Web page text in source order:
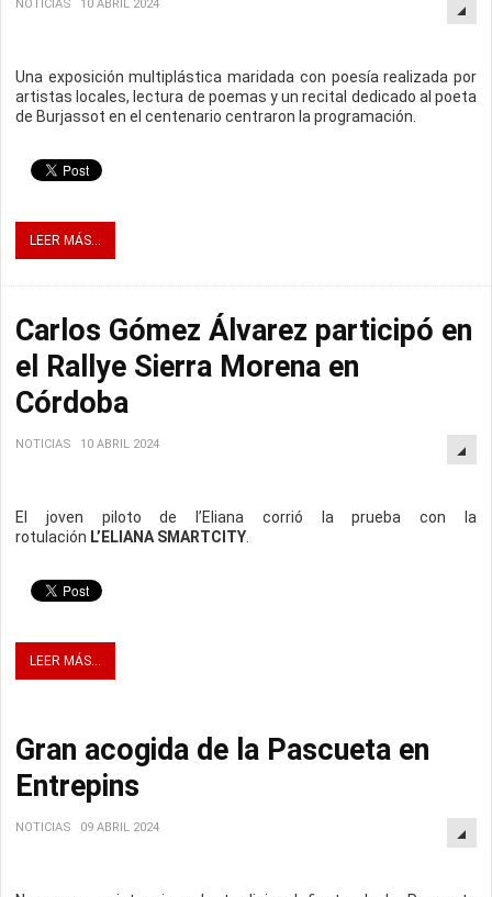
NOTICIAS 10 ABRIL 2024
Una exposición multiplástica maridada con poesía realizada por
artistas locales, lectura de poemas y un recital dedicado al poeta
de Burjassot en el centenario centraron la programación.
LEER MÁS...
Carlos Gómez Álvarez participó en
el Rallye Sierra Morena en
Córdoba
NOTICIAS 10 ABRIL 2024
El joven piloto de l’Eliana corrió la prueba con la
rotulación L’ELIANA SMARTCITY
LEER MÁS...
Gran acogida de la Pascueta en
Entrepins
NOTICIAS 09 ABRIL 2024